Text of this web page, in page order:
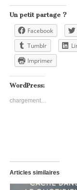
Un petit partage ?
Facebook
Tumblr
Imprimer
WordPress:
chargement…
Articles similaires